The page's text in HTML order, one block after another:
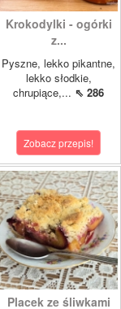
Krokodylki - ogórki
z...
Pyszne, lekko pikantne,
lekko słodkie,
chrupiące,... ⇖ 286
Zobacz przepis!
Placek ze śliwkami